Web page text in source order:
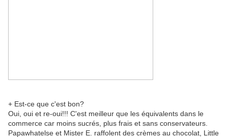
+ Est-ce que c'est bon?
Oui, oui et re-oui!!! C'est meilleur que les équivalents dans le
commerce car moins sucrés, plus frais et sans conservateurs.
Papawhatelse et Mister E. raffolent des crèmes au chocolat, Little